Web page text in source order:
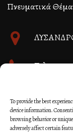
To provide the best
device information.
browsing behavior or
adversely affect certain
Πνευματικά
Τηλ.